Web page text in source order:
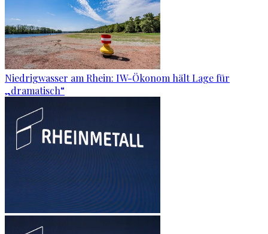
Niedrigwasser am Rhein: IW-Ökonom hält Lage für
„dramatisch“